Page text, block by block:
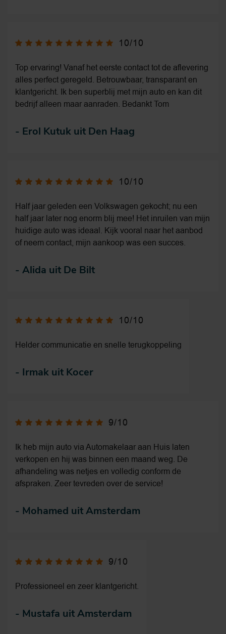
10/10
Top ervaring! Vanaf het eerste contact tot de aflevering
alles perfect geregeld. Betrouwbaar, transparant en
klantgericht. Ik ben superblij met mijn auto en kan dit
bedrijf alleen maar aanraden. Bedankt Tom
- Erol Kutuk uit Den Haag
10/10
Half jaar geleden een Volkswagen gekocht; nu een
half jaar later nog enorm blij mee! Het inruilen van mijn
huidige auto was ideaal. Kijk vooral naar het aanbod
of neem contact, mijn aankoop was een succes.
- Alida uit De Bilt
10/10
Helder communicatie en snelle terugkoppeling
- Irmak uit Kocer
9/10
Ik heb mijn auto via Automakelaar aan Huis laten
verkopen en hij was binnen een maand weg. De
afhandeling was netjes en volledig conform de
afspraken. Zeer tevreden over de service!
- Mohamed uit Amsterdam
9/10
Professioneel en zeer klantgericht.
- Mustafa uit Amsterdam